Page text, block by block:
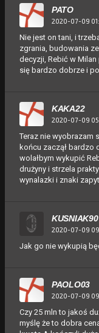
PATO
2020-07-09
Nie jest on tani, i
zgrania, budowania
decyzji, Rebić w
się bardzo dobrze i
KAKA22
2020-07-09
Teraz nie wyobrazam
końcu zaczął bardzo
wolałbym wykupić
drużyny i strzela
wynalazki i znaki
KUSNIAK90
2020-07-09
Jak go nie wykupią
PAOLO03
2020-07-09
Czy 25 mln to jakoś
myślę że to dobra